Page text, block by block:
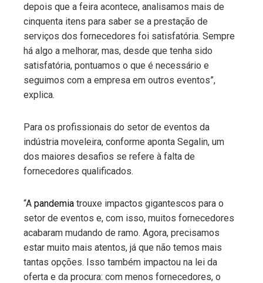
depois que a feira acontece, analisamos mais de
cinquenta itens para saber se a prestação de
serviços dos fornecedores foi satisfatória. Sempre
há algo a melhorar, mas, desde que tenha sido
satisfatória, pontuamos o que é necessário e
seguimos com a empresa em outros eventos”,
explica.
Para os profissionais do setor de eventos da
indústria moveleira, conforme aponta Segalin, um
dos maiores desafios se refere à falta de
fornecedores qualificados.
“A pandemia trouxe impactos gigantescos para o
setor de eventos e, com isso, muitos fornecedores
acabaram mudando de ramo. Agora, precisamos
estar muito mais atentos, já que não temos mais
tantas opções. Isso também impactou na lei da
oferta e da procura: com menos fornecedores, o